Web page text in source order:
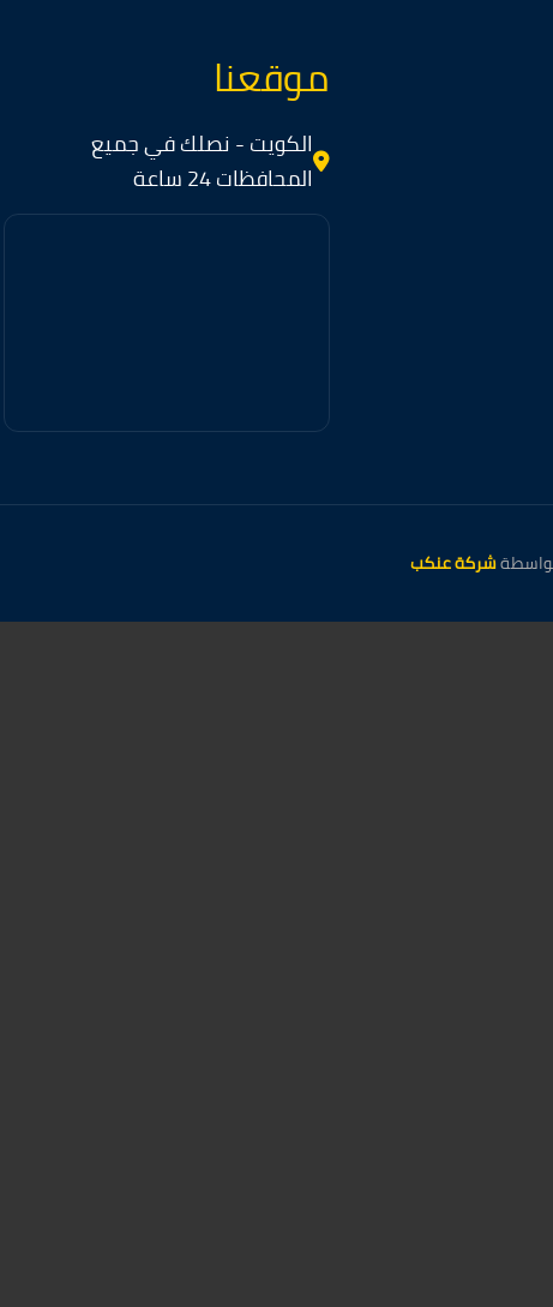
موقعنا
الكويت - نصلك في جميع
المحافظات 24 ساعة
شركة عنكب